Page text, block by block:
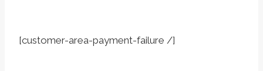
[customer-area-payment-failure /]